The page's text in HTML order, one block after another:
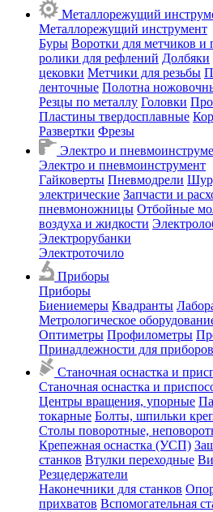
Металлорежущий
Металлорежущий инструмент
Буры Воротки для метчиков и
ролики для рефлений Долбяки
цековки Метчики для резьбы
ленточные Полотна
Резцы по металлу Головки
Пластины твердосплавные
Развертки Фрезы
Электро и
Электро и пневмоинструмент
Гайковерты Пневмодрели
электрические Запчасти и
пневмоножницы Отбойные
воздуха и жидкости
Электрорубанки
Электроточило
Приборы
Приборы
Биениемеры Квадранты
Метрологическое
Оптиметры Профилометры
Принадлежности для приборов
Станочная оснастка и
Станочная оснастка и
Центры вращения, упорные
токарные Болты, шпильки
Столы поворотные,
Крепежная оснастка (УСП)
станков Втулки переходные
Резцедержатели
Наконечники для станков
прихватов Вспомогательная